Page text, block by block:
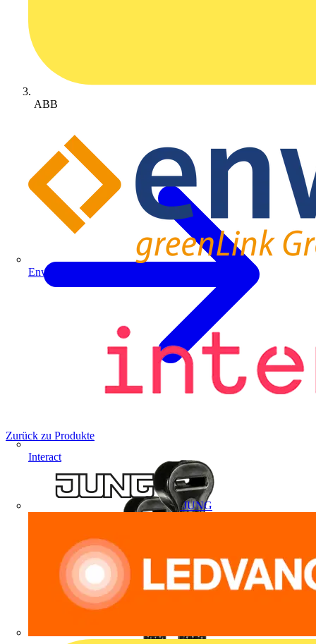
Enwitec
Interact
JUNG
ABB
Zurück zu Produkte